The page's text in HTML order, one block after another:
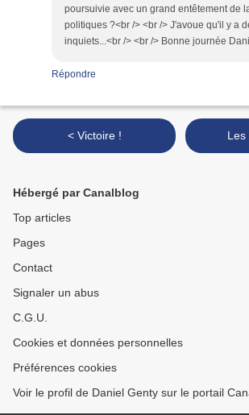
poursuivie avec un grand entêtement de
politiques ?<br /> <br /> J'avoue qu'il y a
inquiets...<br /> <br /> Bonne journée
Répondre
< Victoire !
Hébergé par Canalblog
Top articles
Pages
Contact
Signaler un abus
C.G.U.
Cookies et données personnelles
Préférences cookies
Voir le profil de Daniel Genty sur le portail